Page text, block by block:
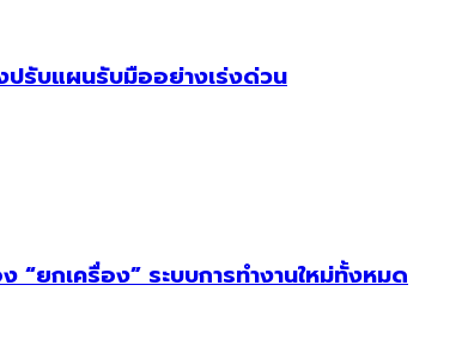
รับแผนรับมืออย่างเร่งด่วน
ยกเครื่อง” ระบบการทำงานใหม่ทั้งหมด